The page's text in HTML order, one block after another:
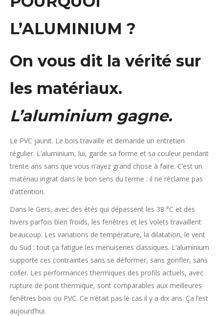
L’ALUMINIUM ?
On vous dit la vérité sur
les matériaux.
L’aluminium gagne.
Le PVC jaunit. Le bois travaille et demande un entretien
régulier. L’aluminium, lui, garde sa forme et sa couleur pendant
trente ans sans que vous n’ayez grand chose à faire. C’est un
matériau ingrat dans le bon sens du terme : il ne réclame pas
d’attention.
Dans le Gers, avec des étés qui dépassent les 38 °C et des
hivers parfois bien froids, les fenêtres et les volets travaillent
beaucoup. Les variations de température, la dilatation, le vent
du Sud : tout ça fatigue les menuiseries classiques. L’aluminium
supporte ces contraintes sans se déformer, sans gonfler, sans
coller. Les performances thermiques des profils actuels, avec
rupture de pont thermique, sont comparables aux meilleures
fenêtres bois ou PVC. Ce n’était pas le cas il y a dix ans. Ça l’est
aujourd’hui.